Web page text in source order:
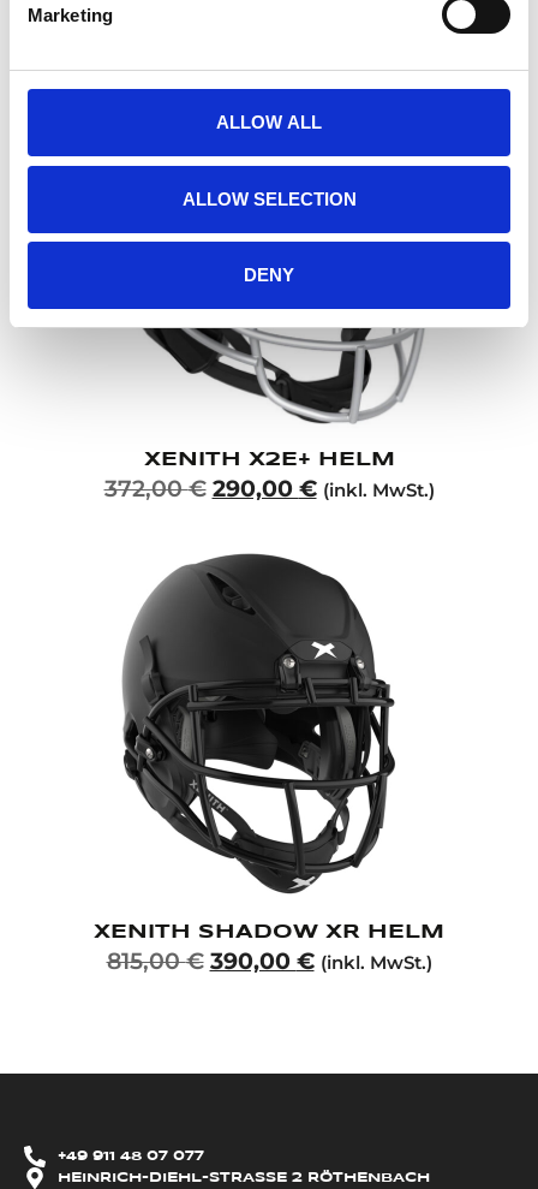
Marketing
ALLOW ALL
ALLOW SELECTION
DENY
550,00
XENITH X2E+ HELM
372,00€ 290,00 € (inkl. MwSt.)
XENITH SHADOW XR HELM
815,00€ 390,00 € (inkl. MwSt.)
+49 911 48 07 077
HEINRICH-DIEHL-STRASSE 2 RÖTHENBACH